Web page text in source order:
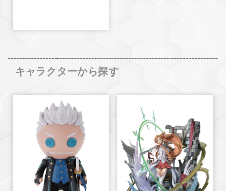
キャラクターから探す